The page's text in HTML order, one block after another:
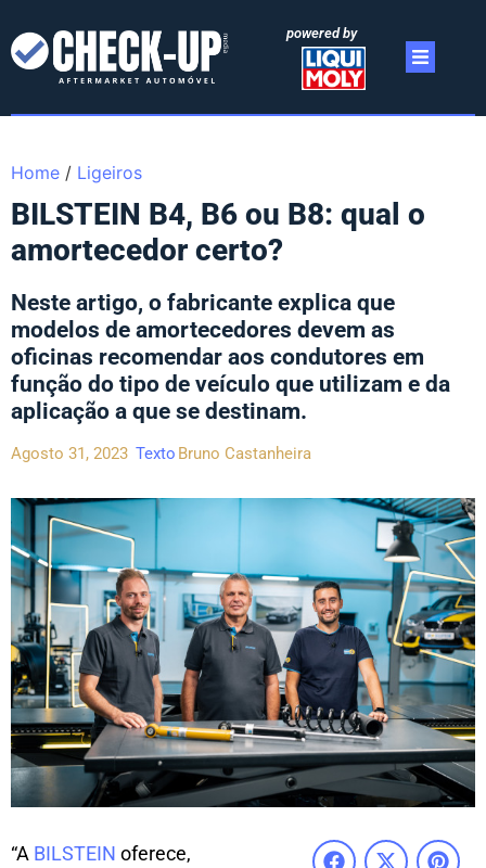
powered by
Home / Ligeiros
BILSTEIN B4, B6 ou B8: qual o
amortecedor certo?
Neste artigo, o fabricante explica que
modelos de amortecedores devem as
oficinas recomendar aos condutores em
função do tipo de veículo que utilizam e da
aplicação a que se destinam.
Agosto 31, 2023 Texto Bruno Castanheira
“A BILSTEIN oferece,